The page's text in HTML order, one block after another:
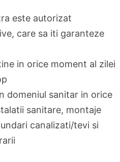
este autorizat
care sa iti garanteze
in orice moment al zilei
domeniul sanitar in orice
sanitare, montaje
canalizati/tevi si